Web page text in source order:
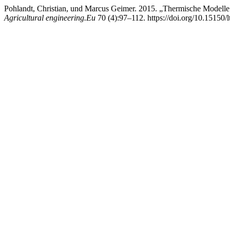
Pohlandt, Christian, und Marcus Geimer. 2015. „Thermische
Agricultural engineering.Eu 70 (4):97–112. https://doi.org/10.15150/